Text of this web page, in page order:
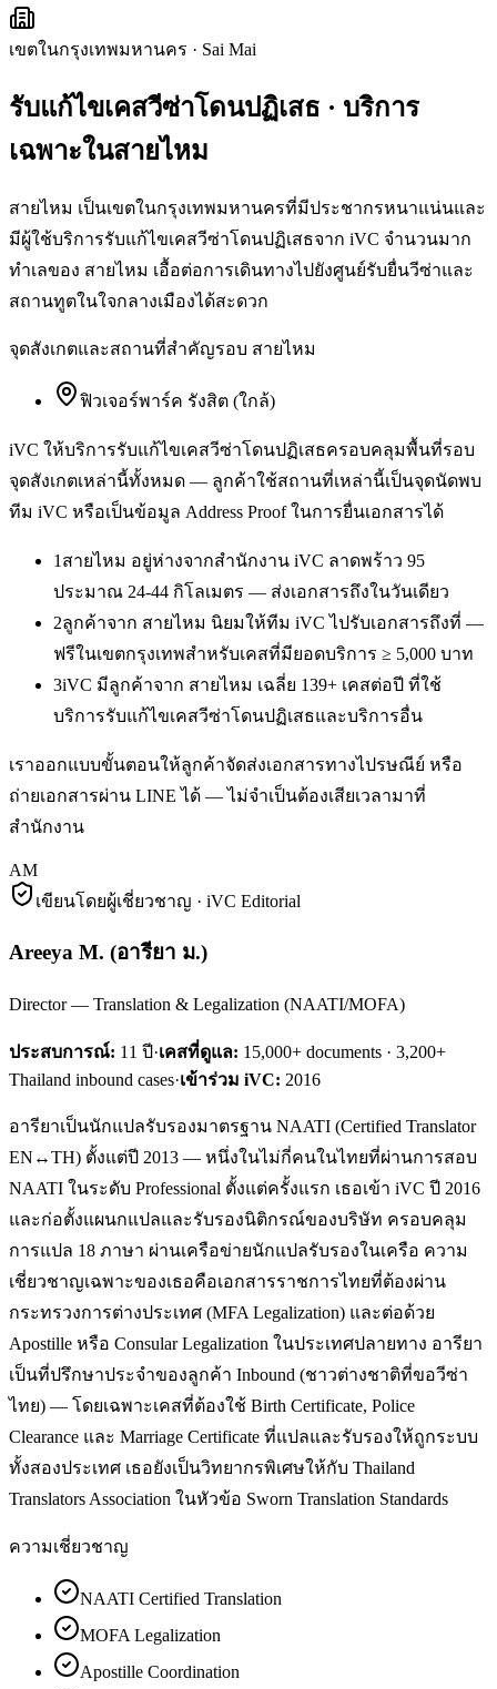
เขตในกรุงเทพมหานคร · Sai Mai
รับแก้ไขเคสวีซ่าโดนปฏิเสธ · บริการ
เฉพาะในสายไหม
สายไหม เป็นเขตในกรุงเทพมหานครที่มีประชากรหนาแน่นและ
มีผู้ใช้บริการรับแก้ไขเคสวีซ่าโดนปฏิเสธจาก iVC จำนวนมาก
ทำเลของ สายไหม เอื้อต่อการเดินทางไปยังศูนย์รับยื่นวีซ่าและ
สถานทูตในใจกลางเมืองได้สะดวก
จุดสังเกตและสถานที่สำคัญรอบ สายไหม
ฟิวเจอร์พาร์ค รังสิต (ใกล้)
iVC ให้บริการรับแก้ไขเคสวีซ่าโดนปฏิเสธครอบคลุมพื้นที่รอบ
จุดสังเกตเหล่านี้ทั้งหมด — ลูกค้าใช้สถานที่เหล่านี้เป็นจุดนัดพบ
ทีม iVC หรือเป็นข้อมูล Address Proof ในการยื่นเอกสารได้
1สายไหม อยู่ห่างจากสำนักงาน iVC ลาดพร้าว 95
ประมาณ 24-44 กิโลเมตร — ส่งเอกสารถึงในวันเดียว
2ลูกค้าจาก สายไหม นิยมให้ทีม iVC ไปรับเอกสารถึงที่ —
ฟรีในเขตกรุงเทพสำหรับเคสที่มียอดบริการ ≥ 5,000 บาท
3iVC มีลูกค้าจาก สายไหม เฉลี่ย 139+ เคสต่อปี ที่ใช้
บริการรับแก้ไขเคสวีซ่าโดนปฏิเสธและบริการอื่น
เราออกแบบขั้นตอนให้ลูกค้าจัดส่งเอกสารทางไปรษณีย์ หรือ
ถ่ายเอกสารผ่าน LINE ได้ — ไม่จำเป็นต้องเสียเวลามาที่
สำนักงาน
AM
เขียนโดยผู้เชี่ยวชาญ · iVC Editorial
Areeya M. (อารียา ม.)
Director — Translation & Legalization (NAATI/MOFA)
ประสบการณ์: 11 ปี·เคสที่ดูแล: 15,000+ documents · 3,200+
Thailand inbound cases·เข้าร่วม iVC: 2016
อารียาเป็นนักแปลรับรองมาตรฐาน NAATI (Certified Translator
EN↔TH) ตั้งแต่ปี 2013 — หนึ่งในไม่กี่คนในไทยที่ผ่านการสอบ
NAATI ในระดับ Professional ตั้งแต่ครั้งแรก เธอเข้า iVC ปี 2016
และก่อตั้งแผนกแปลและรับรองนิติกรณ์ของบริษัท ครอบคลุม
การแปล 18 ภาษา ผ่านเครือข่ายนักแปลรับรองในเครือ ความ
เชี่ยวชาญเฉพาะของเธอคือเอกสารราชการไทยที่ต้องผ่าน
กระทรวงการต่างประเทศ (MFA Legalization) และต่อด้วย
Apostille หรือ Consular Legalization ในประเทศปลายทาง อารียา
เป็นที่ปรึกษาประจำของลูกค้า Inbound (ชาวต่างชาติที่ขอวีซ่า
ไทย) — โดยเฉพาะเคสที่ต้องใช้ Birth Certificate, Police
Clearance และ Marriage Certificate ที่แปลและรับรองให้ถูกระบบ
ทั้งสองประเทศ เธอยังเป็นวิทยากรพิเศษให้กับ Thailand
Translators Association ในหัวข้อ Sworn Translation Standards
ความเชี่ยวชาญ
NAATI Certified Translation
MOFA Legalization
Apostille Coordination